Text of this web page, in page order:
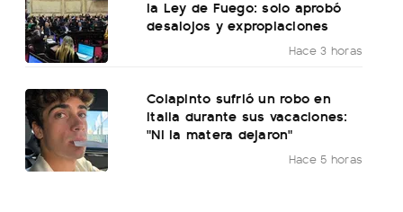
la Ley de Fuego: solo aprobó
desalojos y expropiaciones
Hace 3 horas
Colapinto sufrió un robo en
Italia durante sus vacaciones:
"Ni la matera dejaron"
Hace 5 horas